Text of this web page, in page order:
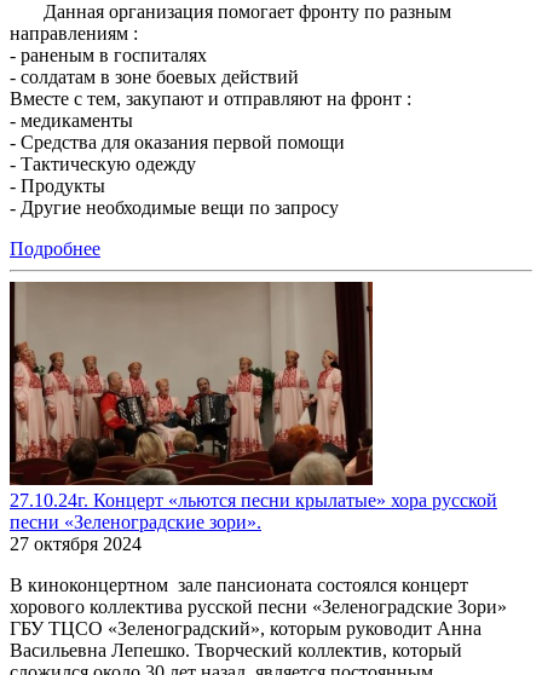
Данная организация помогает фронту по разным
направлениям :
- раненым в госпиталях
- солдатам в зоне боевых действий
Вместе с тем, закупают и отправляют на фронт :
- медикаменты
- Средства для оказания первой помощи
- Тактическую одежду
- Продукты
- Другие необходимые вещи по запросу
Подробнее
27.10.24г. Концерт «льются песни крылатые» хора русской
песни «Зеленоградские зори».
27 октября 2024
В киноконцертном зале пансионата состоялся концерт
хорового коллектива русской песни «Зеленоградские Зори»
ГБУ ТЦСО «Зеленоградский», которым руководит Анна
Васильевна Лепешко. Творческий коллектив, который